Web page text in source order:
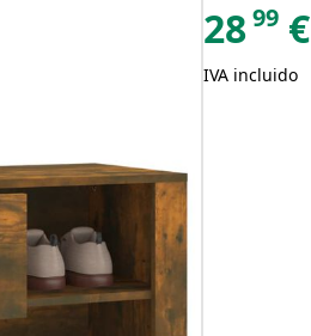
2899 €
IVA incluido